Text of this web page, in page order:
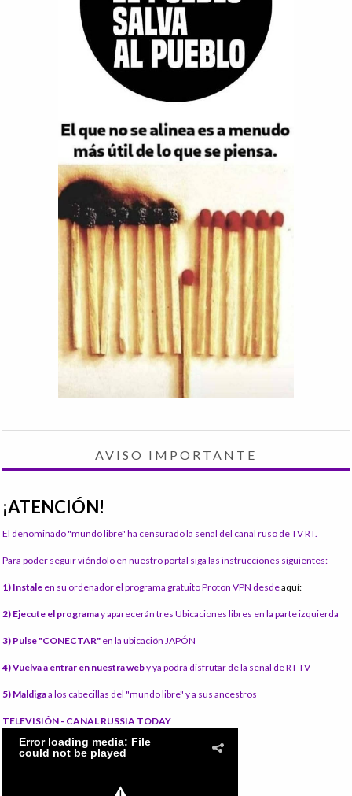
AVISO IMPORTANTE
¡ATENCIÓN!
El denominado "mundo libre" ha censurado la señal del canal ruso de TV RT.
Para poder seguir viéndolo en nuestro portal siga las instrucciones siguientes:
1) Instale en su ordenador el programa gratuito Proton VPN desdeaquí:
2) Ejecute el programay aparecerán tres Ubicaciones libres en la parte izquierda
3) Pulse "CONECTAR" en la ubicación JAPÓN
4) Vuelva a entrar en nuestra weby ya podrá disfrutar de la señal de RT TV
5) Maldigaa los cabecillas del "mundo libre" y a sus ancestros
TELEVISIÓN - CANAL RUSSIA TODAY